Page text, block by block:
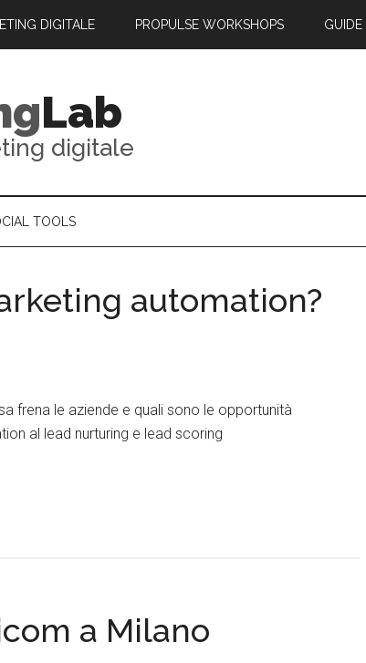
DIGITALE PROPULSE WORKSHOPS GUIDE
Lab
digitale
TOOLS
automation?
frena le aziende e quali sono le opportunità
al lead nurturing e lead scoring
a Milano